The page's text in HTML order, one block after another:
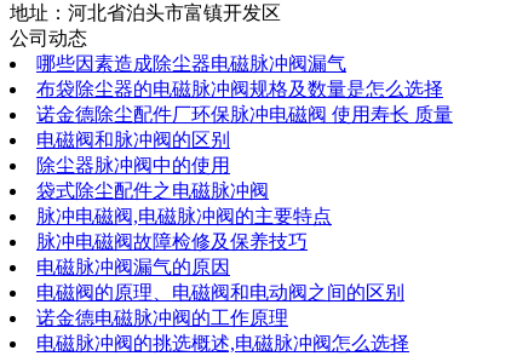
地址：河北省泊头市富镇开发区
公司动态
哪些因素造成除尘器电磁脉冲阀漏气
布袋除尘器的电磁脉冲阀规格及数量是怎么选择
诺金德除尘配件厂环保脉冲电磁阀 使用寿长 质量
电磁阀和脉冲阀的区别
除尘器脉冲阀中的使用
袋式除尘配件之电磁脉冲阀
脉冲电磁阀,电磁脉冲阀的主要特点
脉冲电磁阀故障检修及保养技巧
电磁脉冲阀漏气的原因
电磁阀的原理、电磁阀和电动阀之间的区别
诺金德电磁脉冲阀的工作原理
电磁脉冲阀的挑选概述,电磁脉冲阀怎么选择